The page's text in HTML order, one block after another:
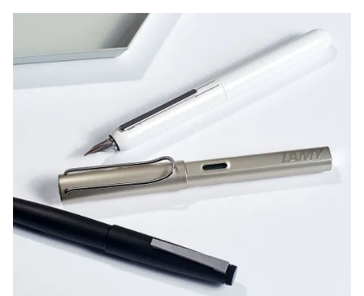
English
Singapore
Thailand
ไทย
Vietnam
Tiếng Việt